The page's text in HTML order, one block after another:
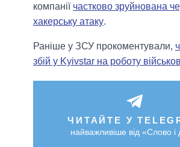
компанії частково зруйнована
хакерську атаку.
Раніше у ЗСУ прокоментували,
збій у Kyivstar на роботу
ЧИТАЙТЕ У
найважливіше від «Слово і